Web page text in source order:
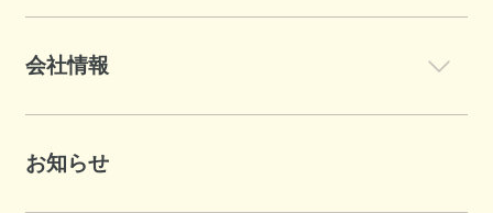
会社情報
お知らせ